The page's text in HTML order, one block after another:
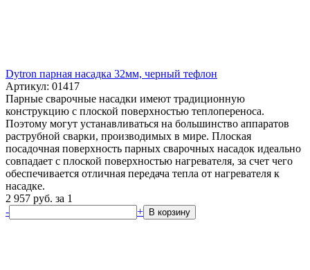
Dytron парная насадка 32мм, черный тефлон
Артикул: 01417
Парные сварочные насадки имеют традиционную
конструкцию с плоской поверхностью теплопереноса.
Поэтому могут устанавливаться на большинство аппаратов
раструбной сварки, производимых в мире. Плоская
посадочная поверхность парных сварочных насадок идеально
совпадает с плоской поверхностью нагревателя, за счет чего
обеспечивается отличная передача тепла от нагревателя к
насадке.
2 957 руб. за 1
-
+ В корзину